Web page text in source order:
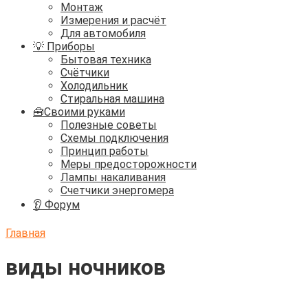
Монтаж
Измерения и расчёт
Для автомобиля
💡 Приборы
Бытовая техника
Счётчики
Холодильник
Стиральная машина
🧰Своими руками
Полезные советы
Схемы подключения
Принцип работы
Меры предосторожности
Лампы накаливания
Счетчики энергомера
👂 Форум
Главная
виды ночников